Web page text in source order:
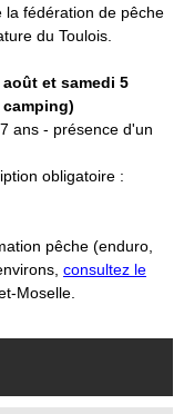
la fédération de pêche
du Toulois.
et samedi 5
camping)
ans - présence d'un
obligatoire :
pêche (enduro,
consultez le
Moselle.